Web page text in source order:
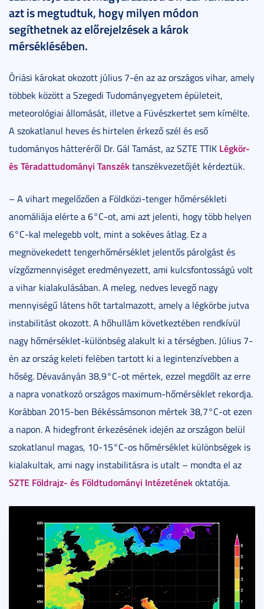
azt is megtudtuk, hogy milyen módon
segíthetnek az előrejelzések a károk
mérséklésében.
Óriási károkat okozott július 7-én az az országos vihar, amely
többek között a Szegedi Tudományegyetem épületeit,
meteorológiai állomását, illetve a Füvészkertet sem kímélte.
A szokatlanul heves és hirtelen érkező szél és eső
tudományos hátteréről Dr. Gál Tamást, az SZTE TTIK Légkör-
és Téradattudományi Tanszéktanszékvezetőjét kérdeztük.
– A vihart megelőzően a Földközi-tenger hőmérsékleti
anomáliája elérte a 6°C-ot, ami azt jelenti, hogy több helyen
6°C-kal melegebb volt, mint a sokéves átlag. Ez a
megnövekedett tengerhőmérséklet jelentős párolgást és
vízgőzmennyiséget eredményezett, ami kulcsfontosságú volt
a vihar kialakulásában. A meleg, nedves levegő nagy
mennyiségű látens hőt tartalmazott, amely a légkörbe jutva
instabilitást okozott. A hőhullám következtében rendkívül
nagy hőmérséklet-különbség alakult ki a térségben. Július 7-
én az ország keleti felében tartott ki a legintenzívebben a
hőség. Dévaványán 38,9°C-ot mértek, ezzel megdőlt az erre
a napra vonatkozó országos maximum-hőmérséklet rekordja.
Korábban 2015-ben Békéssámsonon mértek 38,7°C-ot ezen
a napon. A hidegfront érkezésének idején az országon belül
szokatlanul magas, 10-15°C-os hőmérséklet különbségek is
kialakultak, ami nagy instabilitásra is utalt – mondta el az
SZTE Földrajz- és Földtudományi Intézeténekoktatója.